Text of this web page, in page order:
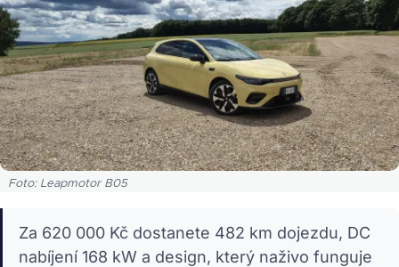
Foto: Leapmotor B05
Za 620 000 Kč dostanete 482 km dojezdu, DC
nabíjení 168 kW a design, který naživo funguje